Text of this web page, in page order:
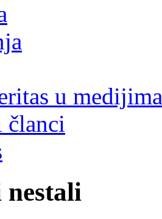
u medijima
članci